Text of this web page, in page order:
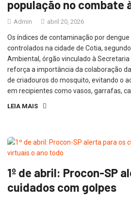
população no combate
Admin abril 20, 2026
Os índices de contaminação por
controlados na cidade de Cotia,
Ambiental, órgão vinculado à
reforça a importância da colaboração
de criadouros do mosquito, evitando o
em recipientes como vasos, garrafas,
LEIA MAIS
1º de abril: Procon-SP
cuidados com golpes